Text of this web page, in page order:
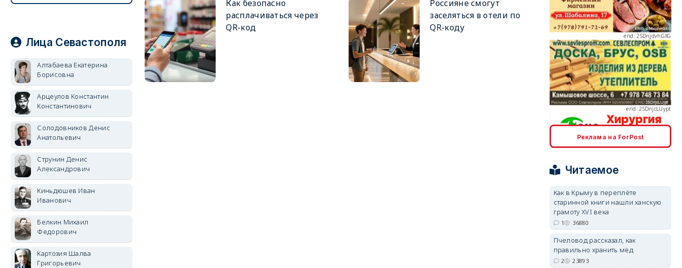
Как безопасно
расплачиваться через
QR-код
Россияне смогут
заселяться в отели по
QR-коду
Лица Севастополя
Алтабаева Екатерина
Борисовна
Арцеулов Константин
Константинович
Солодовников Денис
Анатольевич
Струнин Денис
Александрович
Киньдюшев Иван
Иванович
Белкин Михаил
Федорович
Картозия Шалва
Григорьевич
erid: 2SDnjdvhGXG
erid: 2SDnjcLUypt
erid: 2SDnjcrDNw6
Реклама на ForPost
Читаемое
Как в Крыму в переплёте
старинной книги нашли ханскую
грамоту XVI века
1 36880
Пчеловод рассказал, как
правильно хранить мёд
2 23893